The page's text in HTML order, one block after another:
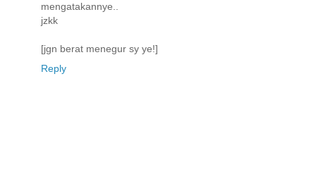
mengatakannye..
jzkk
[jgn berat menegur sy ye!]
Reply